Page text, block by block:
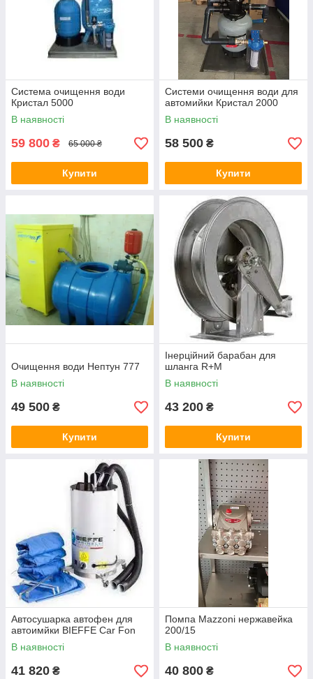
Система очищення води
Кристал 5000
В наявності
59 800 ₴ 65 000 ₴
Купити
Системи очищення води для
автомийки Кристал 2000
В наявності
58 500 ₴
Купити
Очищення води Нептун 777
В наявності
49 500 ₴
Купити
Інерційний барабан для
шланга R+M
В наявності
43 200 ₴
Купити
Автосушарка автофен для
автоимйки BIEFFE Car Fon
В наявності
41 820 ₴
Помпа Mazzoni нержавейка
200/15
В наявності
40 800 ₴